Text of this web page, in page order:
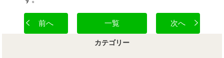
前へ 一覧 次へ
カテゴリー